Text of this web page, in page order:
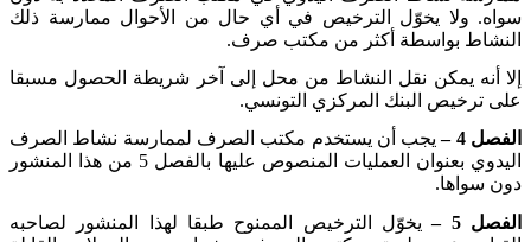
سواه. ولا يخوّل الترخيص في أي حال من الأحوال ممارسة ذلك
النشاط بواسطة أكثر من مكتب صرف.
إلا أنه يمكن نقل النشاط من محل إلى آخر شريطة الحصول مسبقا
على ترخيص البنك المركزي التونسي.
الفصل 4 –
يجب أن يستخدم مكتب الصرف لممارسة نشاط الصرف
اليدوي بعنوان العمليات المنصوص عليها بالفصل 5 من هذا المنشور
دون سواها.
الفصل 5 –
يخوّل الترخيص الممنوح طبقا لهذا المنشور لصاحبه